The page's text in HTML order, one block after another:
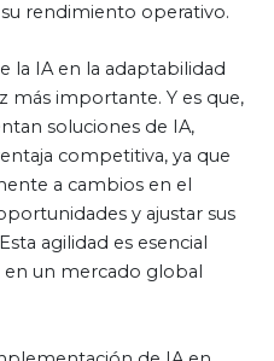
rendimiento operativo.
la IA en la adaptabilidad
más importante. Y es que,
soluciones de IA,
competitiva, ya que
a cambios en el
y ajustar sus
agilidad es esencial
un mercado global